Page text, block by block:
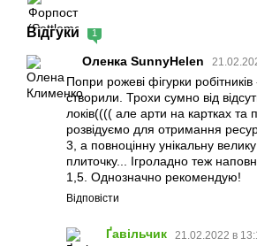
Відгуки 1
Оленка SunnyHelen
Попри рожеві фігурки
створили. Трохи сумно від
локів(((( але арти на картках та
розвідуємо для отримання
3, а повноцінну унікальну
плиточку... Ігроладно теж
1,5. Однозначно рекомендую!
Відповісти
Ґавільчик 21.02.2022 в